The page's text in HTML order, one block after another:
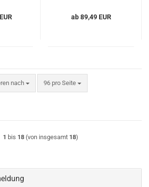
ab 89,49 EUR
nach
nach 96 pro Seite
pro Seite
1 bis 18 (von insgesamt 18)